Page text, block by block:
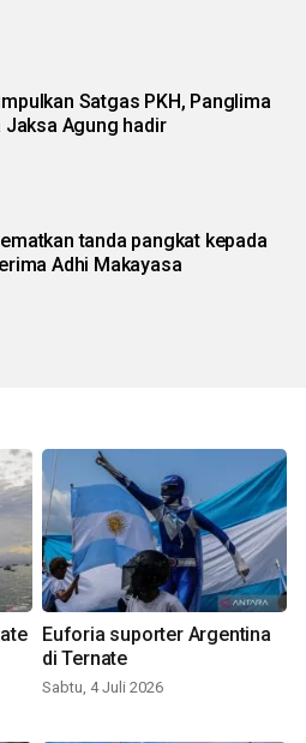
Satgas PKH, Panglima
Jaksa Agung hadir
tanda pangkat kepada
Adhi Makayasa
Euforia suporter Argentina
di Ternate
Sabtu, 4 Juli 2026